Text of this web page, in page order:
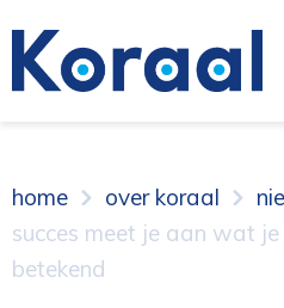
home over koraal
succes meet je aan wat
betekend